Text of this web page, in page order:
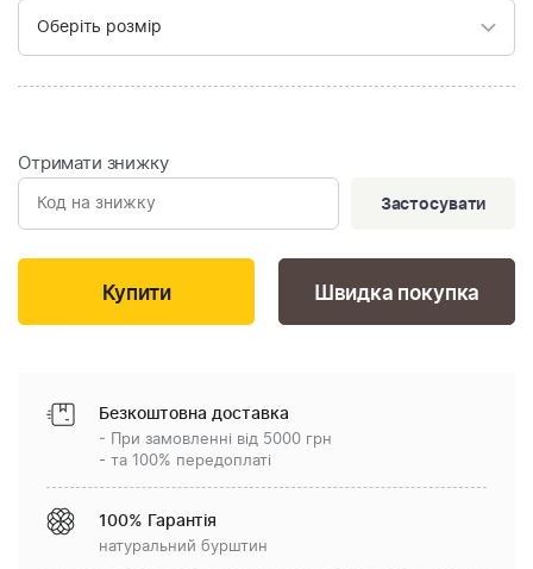
Отримати знижку
Застосувати
Швидка покупка
Безкоштовна доставка
- При замовленні від 5000 грн
- та 100% передоплаті
100% Гарантія
натуральний бурштин